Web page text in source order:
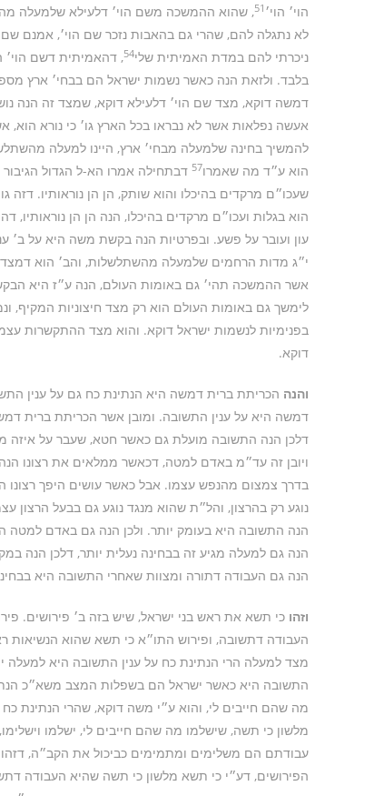
הוי׳ הוי׳ 51, שהוא ההמשכה משם הוי׳ דלעילא שלמעלה
לא נתגלה להם, שהרי גם בהאבות נזכר שם הוי׳, אמנם שם
ניכרתי להם במדת האמיתית שלי54, דהאמיתית דשם הוי׳
בלבד. ולזאת הנה כאשר נשמות ישראל הם בבחי׳ ארץ
דמשה דוקא, מצד שם הוי׳ דלעילא דוקא, שמצד זה הנה
אעשה נפלאות אשר לא נבראו בכל הארץ גו׳ כי נורא הוא,
להמשיך בחינה שלמעלה מבחי׳ ארץ, היינו למעלה
הוא ע״ד מה שאמרו57 דבתחילה אמרו הא-ל הגדול הגיבור
שעכו״ם מרקדים בהיכלו והוא שותק, הן הן נוראותיו.
הוא בגלות ועכו״ם מרקדים בהיכלו, הנה הן הן
עון ועובר על פשע. ובפרטיות הנה בקשת משה היא על ב׳
י״ג מדות הרחמים שלמעלה מהשתלשלות, והב׳ הוא
אשר ההמשכה תהי׳ גם באומות העולם, הנה ע״ז היא
לימשך גם באומות העולם הוא רק מצד חיצוניות המקיף,
בפנימיות לנשמות ישראל דוקא. והוא מצד ההתקשרות
דוקא.
והנה הכריתת ברית דמשה היא הנתינת כח גם על ענין
דמשה היא על ענין התשובה. ומובן אשר הכריתת ברית
דלכן הנה התשובה מועלת גם כאשר חטא, שעבר על איזה
ויובן זה עד״מ באדם למטה, דכאשר ממלאים את רצונו הנה
בדרך צמצום מהנפש עצמו. אבל כאשר עושים היפך רצונו
נוגע רק בהרצון, והל״ת שהוא מנגד נוגע גם בבעל
הנה התשובה היא בעומק יותר. ולכן הנה גם באדם למטה
הנה גם למעלה מגיע זה בבחינה נעלית יותר, דלכן הנה
הנה גם העבודה דתורה ומצוות שאחרי התשובה היא
וזהו כי תשא את ראש בני ישראל, שיש בזה ב׳ פירושים.
העבודה דתשובה, ופירוש התו״א כי תשא שהוא הנשיאות
מצד למעלה הרי הנתינת כח על ענין התשובה היא
התשובה היא כאשר ישראל הם בשפלות המצב משא״כ
מה שהם חייבים לי, והוא ע״י משה דוקא, שהרי הנתינת
מלשון כי תשה, שישלמו מה שהם חייבים לי, ישלמו
עבודתם הם משלימים ומתמימים כביכול את הקב״ה,
הפירושים, דע״י כי תשא מלשון כי תשה שהיא העבודה